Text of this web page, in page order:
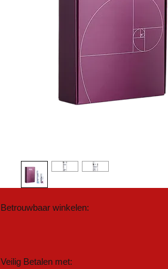
Veilig Betalen met:
Betrouwbaar winkelen: